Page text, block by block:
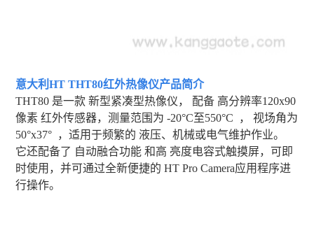
意大利HT THT80红外热像仪产品简介
THT80 是一款 新型紧凑型热像仪， 配备 高分辨率120x90
像素 红外传感器，测量范围为 -20°C至550°C ， 视场角为
50°x37° ，适用于频繁的 液压、机械或电气维护作业。
它还配备了 自动融合功能 和高 亮度电容式触摸屏，可即
时使用，并可通过全新便捷的 HT Pro Camera应用程序进
行操作。